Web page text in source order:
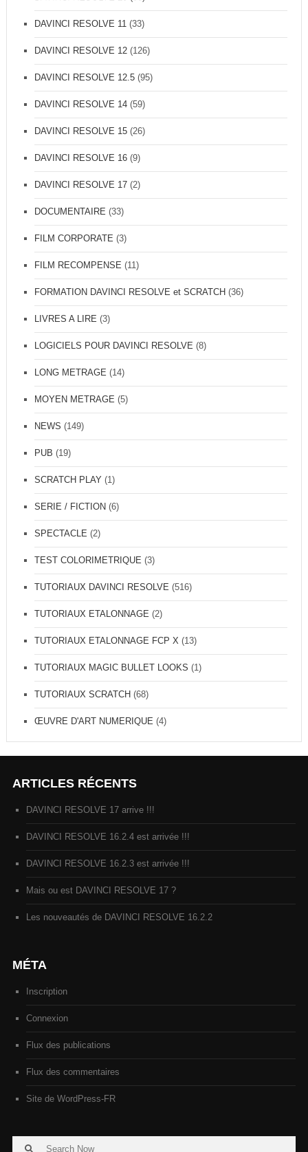
DAVINCI RESOLVE 11(33)
DAVINCI RESOLVE 12(126)
DAVINCI RESOLVE 12.5(95)
DAVINCI RESOLVE 14(59)
DAVINCI RESOLVE 15(26)
DAVINCI RESOLVE 16(9)
DAVINCI RESOLVE 17(2)
DOCUMENTAIRE (33)
FILM CORPORATE (3)
FILM RECOMPENSE (11)
FORMATION DAVINCI RESOLVE et SCRATCH (36)
LIVRES A LIRE (3)
LOGICIELS POUR DAVINCI RESOLVE (8)
LONG METRAGE (14)
MOYEN METRAGE (5)
NEWS (149)
PUB (19)
SCRATCH PLAY(1)
SERIE / FICTION (6)
SPECTACLE (2)
TEST COLORIMETRIQUE (3)
TUTORIAUX DAVINCI RESOLVE (516)
TUTORIAUX ETALONNAGE (2)
TUTORIAUX ETALONNAGE FCP X(13)
TUTORIAUX MAGIC BULLET LOOKS (1)
TUTORIAUX SCRATCH (68)
ŒUVRE D'ART NUMERIQUE (4)
ARTICLES RÉCENTS
DAVINCI RESOLVE 17 arrive !!!
DAVINCI RESOLVE 16.2.4 est arrivée !!!
DAVINCI RESOLVE 16.2.3 est arrivée !!!
Mais ou est DAVINCI RESOLVE 17 ?
Les nouveautés de DAVINCI RESOLVE 16.2.2
MÉTA
Inscription
Connexion
Flux des publications
Flux des commentaires
Site de WordPress-FR
Search
Search